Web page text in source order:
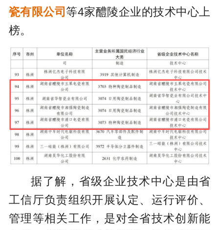
瓷有限公司 等4家醴陵企业的技术中心上
榜。
据了解，省级企业技术中心是由省
工信厅负责组织开展认定、运行评价、
管理等相关工作，是对全省技术创新能